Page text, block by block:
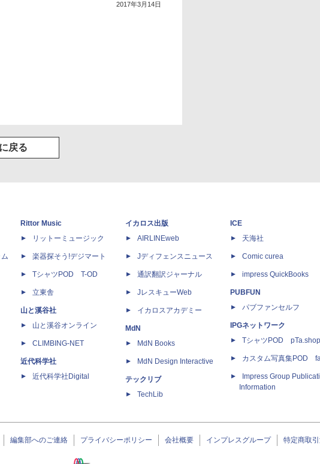
2017年3月14日
戻る
Rittor Music
リットーミュージック
楽器探そう!デジマート
TシャツPOD T-OD
立東舎
山と溪谷社
山と溪谷オンライン
CLIMBING-NET
近代科学社
近代科学社Digital
イカロス出版
AIRLINEweb
Jディフェンスニュース
通訳翻訳ジャーナル
JレスキューWeb
イカロスアカデミー
MdN
MdN Books
MdN Design Interactive
テックリブ
TechLib
ICE
天海社
Comic curea
impress QuickBooks
PUBFUN
パブファンセルフ
IPGネットワーク
TシャツPOD pTa.shop
カスタム写真集POD
Impress Group
Information
編集部へのご連絡 プライバシーポリシー 会社概要 インプレスグループ 特定商取